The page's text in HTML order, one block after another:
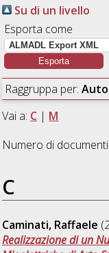
Su di un livello
Esporta come
Raggruppa per:
Vai a: C | M
Numero di
C
Caminati, Raffaele
Realizzazione di un